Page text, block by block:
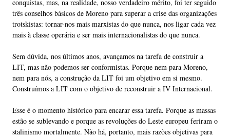
conquistas, mas, na realidade, nosso verdadeiro mérito, foi ter seguido
três conselhos básicos de Moreno para superar a crise das organizações
trotskistas: tornar-nos mais marxistas do que nunca, nos ligar cada vez
mais à classe operária e ser mais internacionalistas do que nunca.
Sem dúvida, nos últimos anos, avançamos na tarefa de construir a
LIT, mas não podemos ser conformistas. Porque nem para Moreno,
nem para nós, a construção da LIT foi um objetivo em si mesmo.
Construímos a LIT com o objetivo de reconstruir a IV Internacional.
Esse é o momento histórico para encarar essa tarefa. Porque as massas
estão se sublevando e porque as revoluções do Leste europeu feriram o
stalinismo mortalmente. Não há, portanto, mais razões objetivas para